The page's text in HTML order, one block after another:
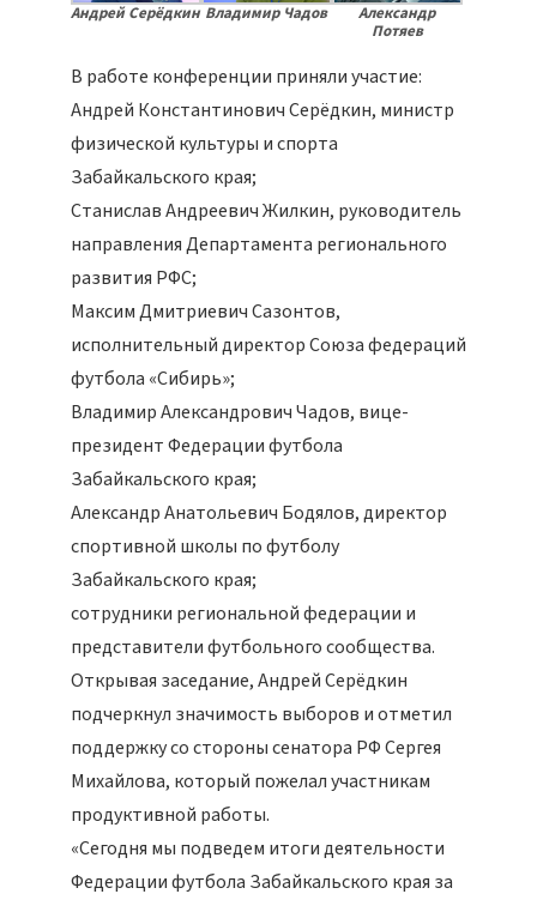
Андрей Серёдкин Владимир Чадов
Александр
Потяев
В работе конференции приняли участие:
Андрей Константинович Серёдкин, министр
физической культуры и спорта
Забайкальского края;
Станислав Андреевич Жилкин, руководитель
направления Департамента регионального
развития РФС;
Максим Дмитриевич Сазонтов,
исполнительный директор Союза федераций
футбола «Сибирь»;
Владимир Александрович Чадов, вице-
президент Федерации футбола
Забайкальского края;
Александр Анатольевич Бодялов, директор
спортивной школы по футболу
Забайкальского края;
сотрудники региональной федерации и
представители футбольного сообщества.
Открывая заседание, Андрей Серёдкин
подчеркнул значимость выборов и отметил
поддержку со стороны сенатора РФ Сергея
Михайлова, который пожелал участникам
продуктивной работы.
«Сегодня мы подведем итоги деятельности
Федерации футбола Забайкальского края за